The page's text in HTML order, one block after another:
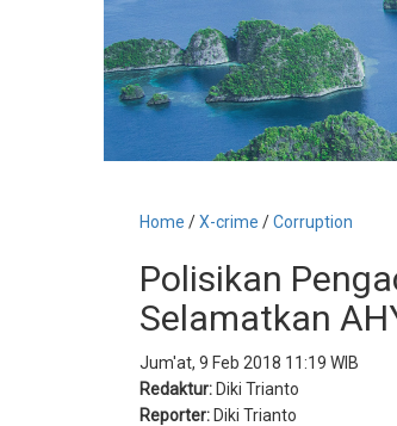
Home /X-crime /Corruption
Polisikan
Selamatkan
Jum'at, 9 Feb 2018 11:19 WIB
Redaktur: Diki Trianto
Reporter: Diki Trianto